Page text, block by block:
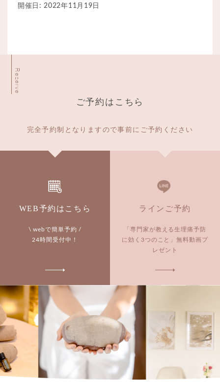
開催日: 2022年11月19日
Reserve
ご予約はこちら
完全予約制となりますので事前にご予約ください
WEB予約はこちら
\ webで簡単予約 /
24時間受付中！
ラインご予約
「専門家が教える生理痛予防
に効く3つのこと」無料動画プ
レゼント